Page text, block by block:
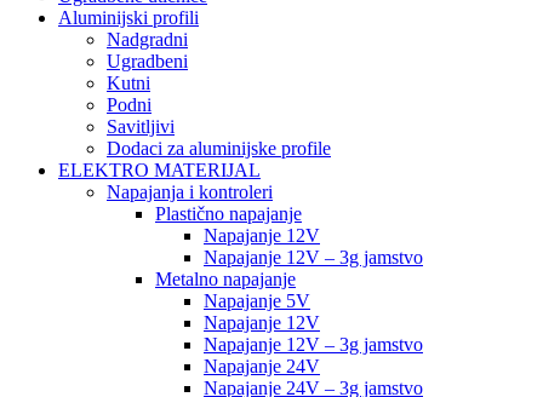
Aluminijski profili
Nadgradni
Ugradbeni
Kutni
Podni
Savitljivi
Dodaci za aluminijske profile
ELEKTRO MATERIJAL
Napajanja i kontroleri
Plastično napajanje
Napajanje 12V
Napajanje 12V – 3g jamstvo
Metalno napajanje
Napajanje 5V
Napajanje 12V
Napajanje 12V – 3g jamstvo
Napajanje 24V
Napajanje 24V – 3g jamstvo